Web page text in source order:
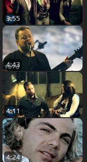
3:55
4:43
4:11
4:24